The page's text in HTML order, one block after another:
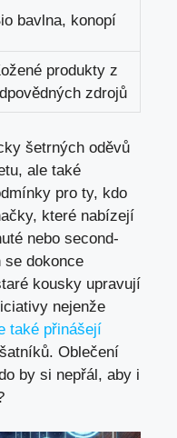
bavlna, konopí
produkty z
zdrojů
šetrných oděvů
ale také
pro ty, kdo
které nabízejí
nebo second-
se dokonce
kousky upravují
nejenže
také přinášejí
Oblečení
by si nepřál, aby i